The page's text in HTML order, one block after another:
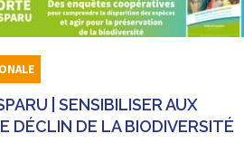
| SENSIBILISER AUX
DÉCLIN DE LA BIODIVERSITÉ